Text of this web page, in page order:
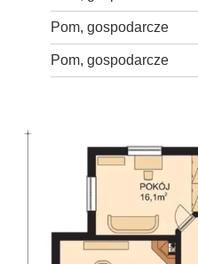
Pom, gospodarcze
Pom, gospodarcze